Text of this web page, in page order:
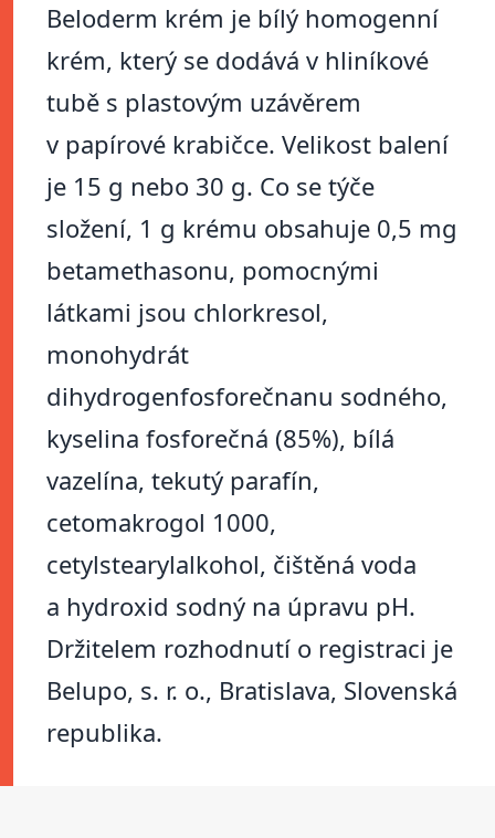
Beloderm krém je bílý homogenní
krém, který se dodává v hliníkové
tubě s plastovým uzávěrem
v papírové krabičce. Velikost balení
je 15 g nebo 30 g. Co se týče
složení, 1 g krému obsahuje 0,5 mg
betamethasonu, pomocnými
látkami jsou chlorkresol,
monohydrát
dihydrogenfosforečnanu sodného,
kyselina fosforečná (85%), bílá
vazelína, tekutý parafín,
cetomakrogol 1000,
cetylstearylalkohol, čištěná voda
a hydroxid sodný na úpravu pH.
Držitelem rozhodnutí o registraci je
Belupo, s. r. o., Bratislava, Slovenská
republika.